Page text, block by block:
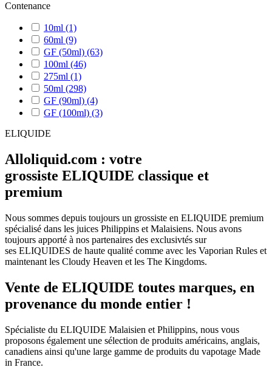
Contenance
10ml (1)
60ml (9)
GF (50ml) (63)
100ml (46)
275ml (1)
50ml (298)
GF (90ml) (4)
GF (100ml) (3)
ELIQUIDE
Alloliquid.com : votre
grossiste ELIQUIDE classique et
premium
Nous sommes depuis toujours un grossiste en ELIQUIDE premium
spécialisé dans les juices Philippins et Malaisiens. Nous avons
toujours apporté à nos partenaires des exclusivtés sur
ses ELIQUIDES de haute qualité comme avec les Vaporian Rules et
maintenant les Cloudy Heaven et les The Kingdoms.
Vente de ELIQUIDE toutes marques, en
provenance du monde entier !
Spécialiste du ELIQUIDE Malaisien et Philippins, nous vous
proposons également une sélection de produits américains, anglais,
canadiens ainsi qu'une large gamme de produits du vapotage Made
in France.